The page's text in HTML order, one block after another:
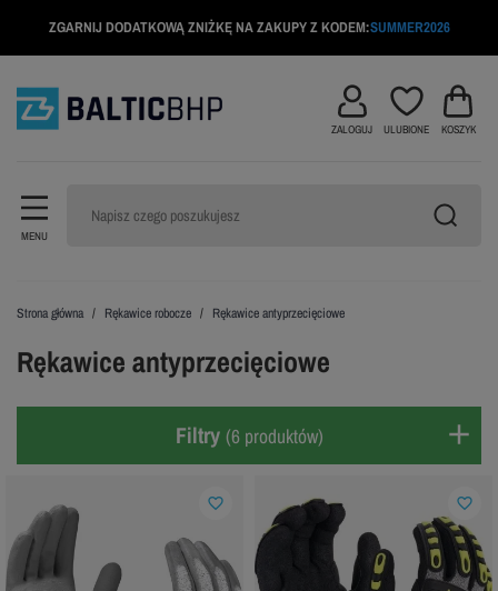
ZGARNIJ DODATKOWĄ ZNIŻKĘ NA ZAKUPY Z KODEM:SUMMER2026
MENU
ZALOGUJ ULUBIONE KOSZYK
Strona główna Rękawice robocze Rękawice antyprzecięciowe
Rękawice antyprzecięciowe
Filtry (6 produktów)
favorite_border favorite_border